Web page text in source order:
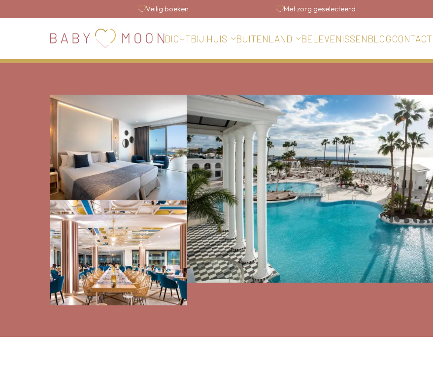
Veilig boeken Met zorg geselecteerd
DICHTBIJ HUIS BUITENLAND BELEVENISSENBLOGCONTACT